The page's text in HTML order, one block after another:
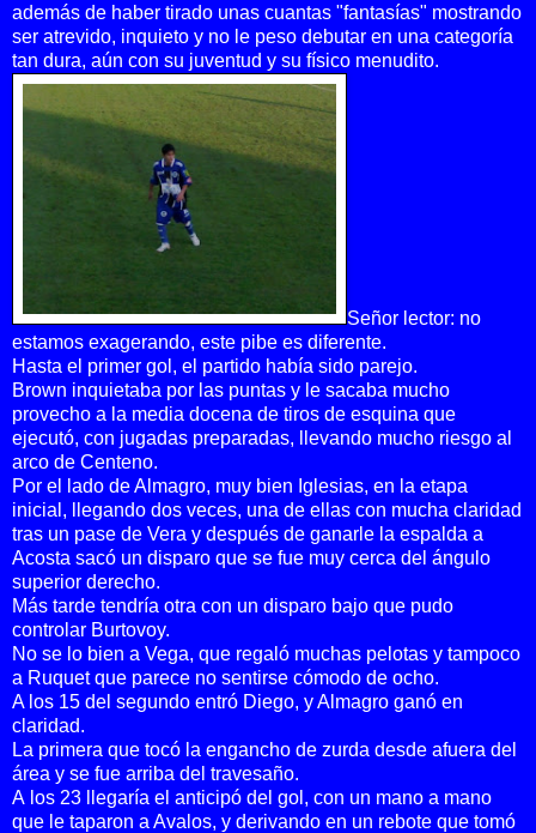
además de haber tirado unas cuantas "fantasías" mostrando
ser atrevido, inquieto y no le peso debutar en una categoría
tan dura, aún con su juventud y su físico menudito.
Señor lector: no
estamos exagerando, este pibe es diferente.
Hasta el primer gol, el partido había sido parejo.
Brown inquietaba por las puntas y le sacaba mucho
provecho a la media docena de tiros de esquina que
ejecutó, con jugadas preparadas, llevando mucho riesgo al
arco de Centeno.
Por el lado de Almagro, muy bien Iglesias, en la etapa
inicial, llegando dos veces, una de ellas con mucha claridad
tras un pase de Vera y después de ganarle la espalda a
Acosta sacó un disparo que se fue muy cerca del ángulo
superior derecho.
Más tarde tendría otra con un disparo bajo que pudo
controlar Burtovoy.
No se lo bien a Vega, que regaló muchas pelotas y tampoco
a Ruquet que parece no sentirse cómodo de ocho.
A los 15 del segundo entró Diego, y Almagro ganó en
claridad.
La primera que tocó la engancho de zurda desde afuera del
área y se fue arriba del travesaño.
A los 23 llegaría el anticipó del gol, con un mano a mano
que le taparon a Avalos, y derivando en un rebote que tomó